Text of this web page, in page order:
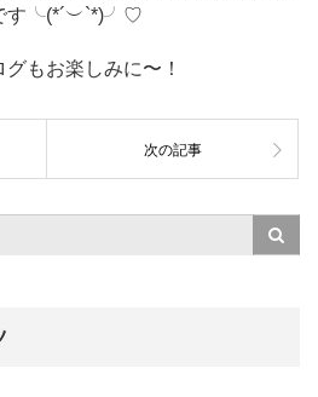
す╰(*´︶`*)╯♡
もお楽しみに〜！
次の記事